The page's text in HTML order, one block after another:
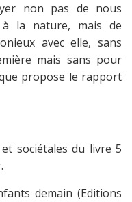
non pas de nous
la nature, mais de
avec elle, sans
mais sans pour
propose le rapport
sociétales du livre 5
demain (Editions